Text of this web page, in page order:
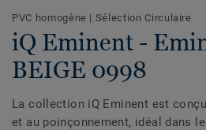
PVC homogène | Sélection Circulaire
iQ Eminent -
BEIGE 0998
La collection iQ Eminent est
et au poinçonnement, idéal dans